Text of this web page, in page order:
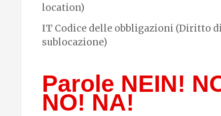
location)
IT Codice delle obbligazioni (Diritto
sublocazione)
Parole NEIN!
NO! NA!